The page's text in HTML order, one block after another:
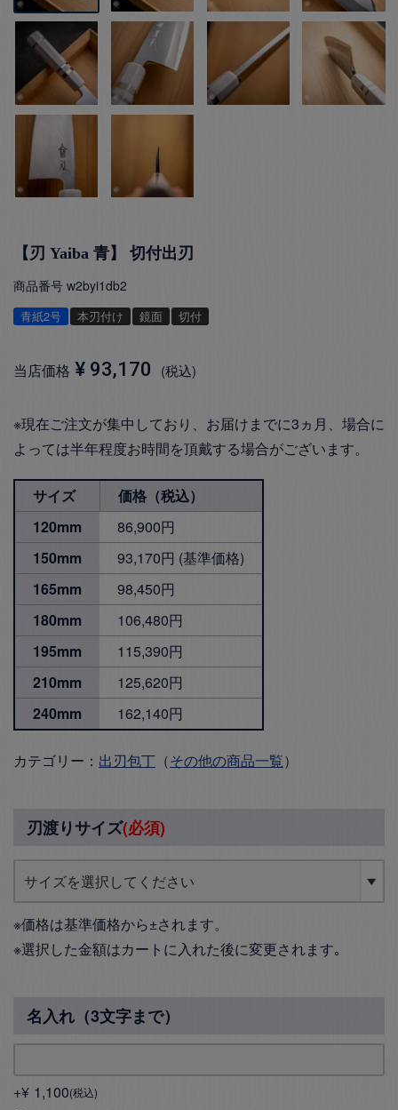
【刃 Yaiba 青】 切付出刃
商品番号 w2byi1db2
青紙2号 本刃付け 鏡面 切付
当店価格 ¥ 93,170 税込
※現在ご注文が集中しており、お届けまでに3ヵ月、場合に
よっては半年程度お時間を頂戴する場合がございます。
サイズ
価格（税込）
120mm
86,900円
150mm
93,170円 (基準価格)
165mm
98,450円
180mm
106,480円
195mm
115,390円
210mm
125,620円
240mm
162,140円
カテゴリー： 出刃包丁 （その他の商品一覧）
刃渡りサイズ(必須)
※価格は基準価格から±されます。
※選択した金額はカートに入れた後に変更されます｡
名入れ（3文字まで）
+¥ 1,100 税込